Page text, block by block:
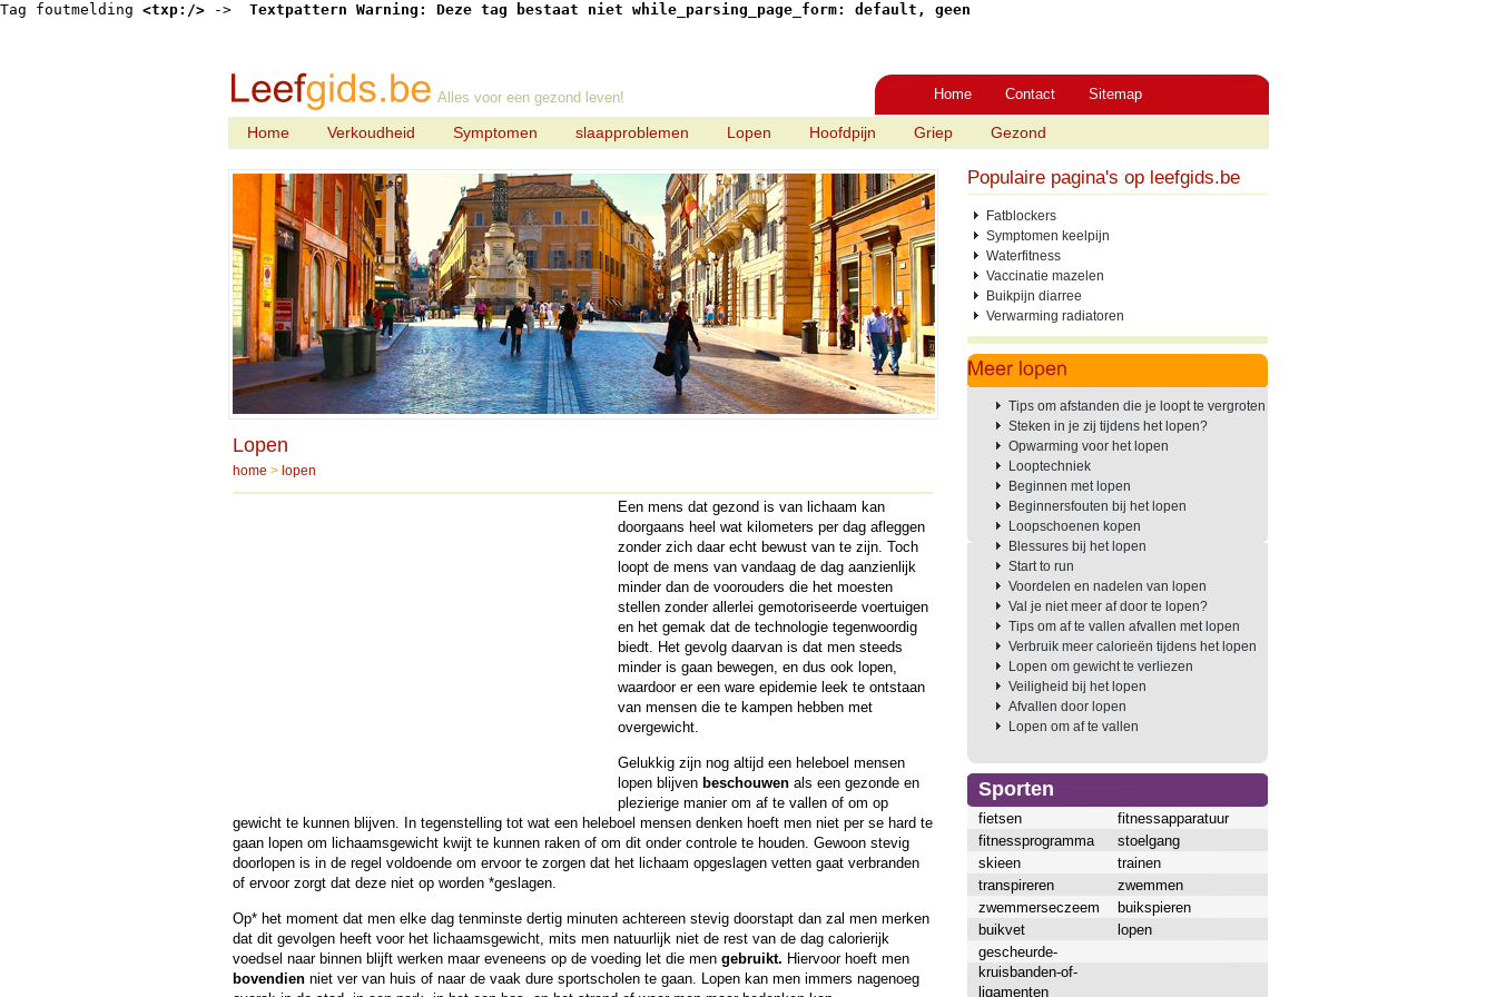
Tag foutmelding <txp:/> -> Textpattern Warning: Deze tag bestaat niet while_parsing_page_form: default, geen
Alles voor een gezond leven! Home Contact Sitemap
Home Verkoudheid Symptomen slaapproblemen Lopen Hoofdpijn Griep Gezond
Lopen
home > lopen
Een mens dat gezond is van lichaam kan
doorgaans heel wat kilometers per dag afleggen
zonder zich daar echt bewust van te zijn. Toch
loopt de mens van vandaag de dag aanzienlijk
minder dan de voorouders die het moesten
stellen zonder allerlei gemotoriseerde voertuigen
en het gemak dat de technologie tegenwoordig
biedt. Het gevolg daarvan is dat men steeds
minder is gaan bewegen, en dus ook lopen,
waardoor er een ware epidemie leek te ontstaan
van mensen die te kampen hebben met
overgewicht.
Gelukkig zijn nog altijd een heleboel mensen
lopen blijven beschouwenals een gezonde en
plezierige manier om af te vallen of om op
gewicht te kunnen blijven. In tegenstelling tot wat een heleboel mensen denken hoeft men niet per se hard te
gaan lopen om lichaamsgewicht kwijt te kunnen raken of om dit onder controle te houden. Gewoon stevig
doorlopen is in de regel voldoende om ervoor te zorgen dat het lichaam opgeslagen vetten gaat verbranden
of ervoor zorgt dat deze niet op worden *geslagen.
Op* het moment dat men elke dag tenminste dertig minuten achtereen stevig doorstapt dan zal men merken
dat dit gevolgen heeft voor het lichaamsgewicht, mits men natuurlijk niet de rest van de dag calorierijk
voedsel naar binnen blijft werken maar eveneens op de voeding let die men gebruikt. Hiervoor hoeft men
bovendienniet ver van huis of naar de vaak dure sportscholen te gaan. Lopen kan men immers nagenoeg
Populaire pagina's op leefgids.be
Fatblockers
Symptomen keelpijn
Waterfitness
Vaccinatie mazelen
Buikpijn diarree
Verwarming radiatoren
Tips om afstanden die je loopt te vergroten
Steken in je zij tijdens het lopen?
Opwarming voor het lopen
Looptechniek
Beginnen met lopen
Beginnersfouten bij het lopen
Loopschoenen kopen
Blessures bij het lopen
Start to run
Voordelen en nadelen van lopen
Val je niet meer af door te lopen?
Tips om af te vallen afvallen met lopen
Verbruik meer calorieën tijdens het lopen
Lopen om gewicht te verliezen
Veiligheid bij het lopen
Afvallen door lopen
Lopen om af te vallen
Sporten
fietsen
fitnessapparatuur
fitnessprogramma
stoelgang
skieen
trainen
transpireren
zwemmen
zwemmerseczeem
buikspieren
buikvet
lopen
gescheurde-
kruisbanden-of-
ligamenten